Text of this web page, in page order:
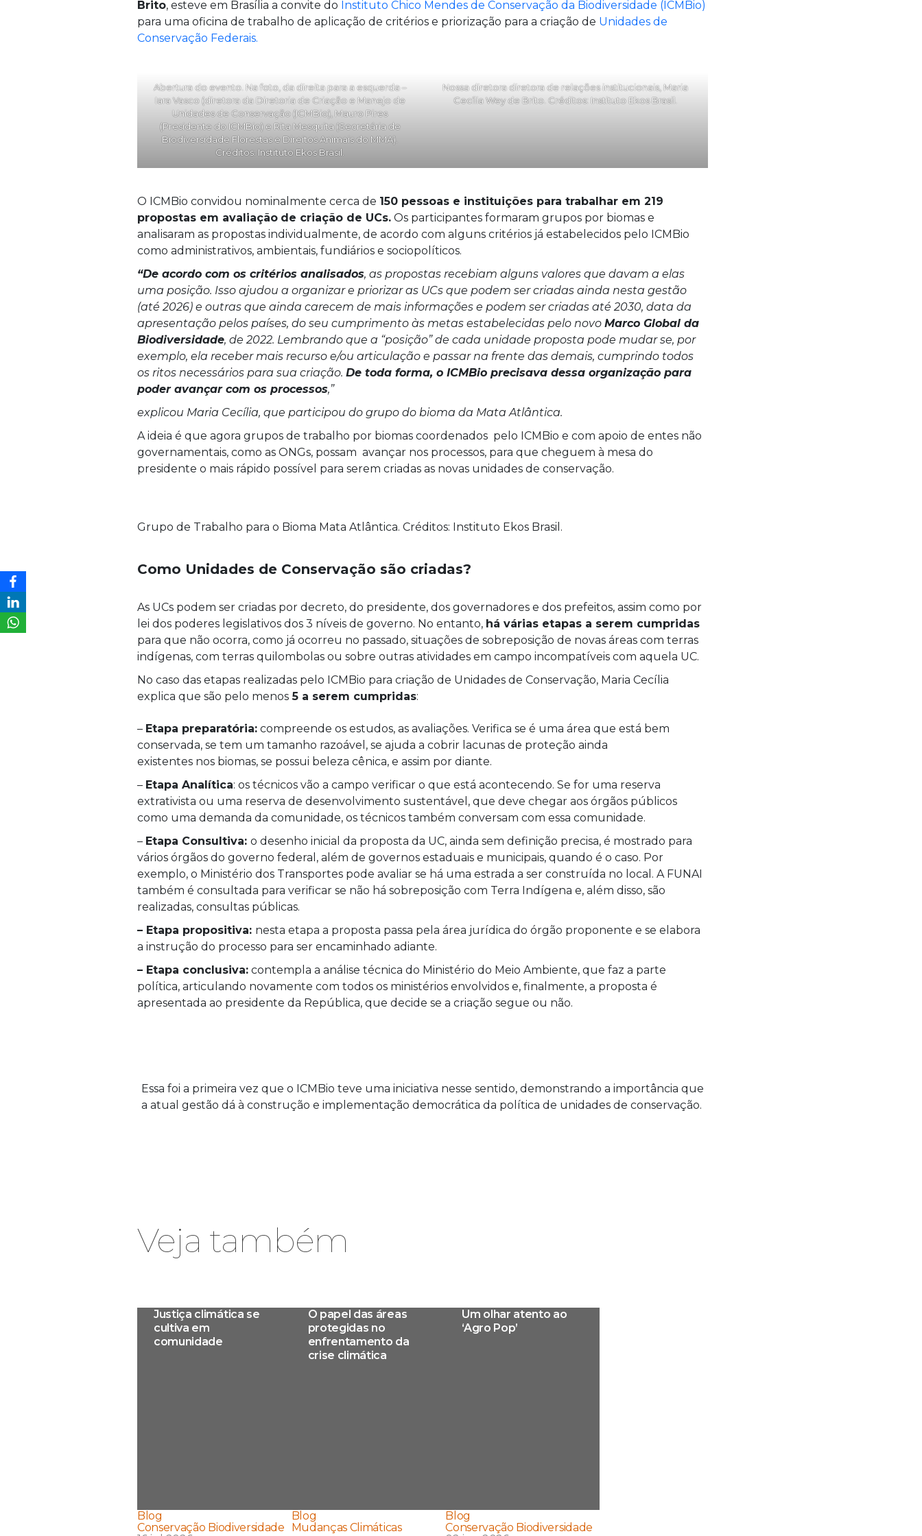
Brito, esteve em Brasília a convite do Instituto Chico Mendes de Conservação da Biodiversidade (ICMBio)
para uma oficina de trabalho de aplicação de critérios e priorização para a criação de Unidades de
Conservação Federais.
Abertura do evento. Na foto, da direita para a esquerda –
Iara Vasco (diretora da Diretoria de Criação e Manejo de
Unidades de Conservação (ICMBio), Mauro Pires
(Presidente do ICMBio) e Rita Mesquita (Secretária de
Biodiversidade Florestas e Direitos Animais do MMA).
Créditos: Instituto Ekos Brasil.
Nossa diretora diretora de relações institucionais, Maria
Cecília Wey de Brito. Créditos: Instituto Ekos Brasil.
O ICMBio convidou nominalmente cerca de 150 pessoas e instituições para trabalhar em 219
propostas em avaliação de criação de UCs. Os participantes formaram grupos por biomas e
analisaram as propostas individualmente, de acordo com alguns critérios já estabelecidos pelo ICMBio
como administrativos, ambientais, fundiários e sociopolíticos.
“De acordo com os critérios analisados, as propostas recebiam alguns valores que davam a elas
uma posição. Isso ajudou a organizar e priorizar as UCs que podem ser criadas ainda nesta gestão
(até 2026) e outras que ainda carecem de mais informações e podem ser criadas até 2030, data da
apresentação pelos países, do seu cumprimento às metas estabelecidas pelo novo Marco Global da
Biodiversidade, de 2022. Lembrando que a “posição” de cada unidade proposta pode mudar se, por
exemplo, ela receber mais recurso e/ou articulação e passar na frente das demais, cumprindo todos
os ritos necessários para sua criação. De toda forma, o ICMBio precisava dessa organização para
poder avançar com os processos,”
explicou Maria Cecília, que participou do grupo do bioma da Mata Atlântica.
A ideia é que agora grupos de trabalho por biomas coordenados pelo ICMBio e com apoio de entes não
governamentais, como as ONGs, possam avançar nos processos, para que cheguem à mesa do
presidente o mais rápido possível para serem criadas as novas unidades de conservação.
Grupo de Trabalho para o Bioma Mata Atlântica. Créditos: Instituto Ekos Brasil.
Como Unidades de Conservação são criadas?
As UCs podem ser criadas por decreto, do presidente, dos governadores e dos prefeitos, assim como por
lei dos poderes legislativos dos 3 níveis de governo. No entanto, há várias etapas a serem cumpridas
para que não ocorra, como já ocorreu no passado, situações de sobreposição de novas áreas com terras
indígenas, com terras quilombolas ou sobre outras atividades em campo incompatíveis com aquela UC.
No caso das etapas realizadas pelo ICMBio para criação de Unidades de Conservação, Maria Cecília
explica que são pelo menos 5 a serem cumpridas:
– Etapa preparatória: compreende os estudos, as avaliações. Verifica se é uma área que está bem
conservada, se tem um tamanho razoável, se ajuda a cobrir lacunas de proteção ainda
existentes nos biomas, se possui beleza cênica, e assim por diante.
– Etapa Analítica: os técnicos vão a campo verificar o que está acontecendo. Se for uma reserva
extrativista ou uma reserva de desenvolvimento sustentável, que deve chegar aos órgãos públicos
como uma demanda da comunidade, os técnicos também conversam com essa comunidade.
– Etapa Consultiva: o desenho inicial da proposta da UC, ainda sem definição precisa, é mostrado para
vários órgãos do governo federal, além de governos estaduais e municipais, quando é o caso. Por
exemplo, o Ministério dos Transportes pode avaliar se há uma estrada a ser construída no local. A FUNAI
também é consultada para verificar se não há sobreposição com Terra Indígena e, além disso, são
realizadas, consultas públicas.
– Etapa propositiva: nesta etapa a proposta passa pela área jurídica do órgão proponente e se elabora
a instrução do processo para ser encaminhado adiante.
– Etapa conclusiva: contempla a análise técnica do Ministério do Meio Ambiente, que faz a parte
política, articulando novamente com todos os ministérios envolvidos e, finalmente, a proposta é
apresentada ao presidente da República, que decide se a criação segue ou não.
Essa foi a primeira vez que o ICMBio teve uma iniciativa nesse sentido, demonstrando a importância que
a atual gestão dá à construção e implementação democrática da política de unidades de conservação.
Veja também
Justiça climática se
cultiva em
comunidade
Blog
Conservação Biodiversidade
O papel das áreas
protegidas no
enfrentamento da
crise climática
Blog
Mudanças Climáticas
Um olhar atento ao
‘Agro Pop’
Blog
Conservação Biodiversidade